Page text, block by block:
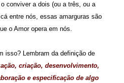
conviver a dois (ou a três, ou a
entre nós, essas amarguras são
o Amor opera em nós.
isso? Lembram da definição de
criação, desenvolvimento,
e especificação de algo